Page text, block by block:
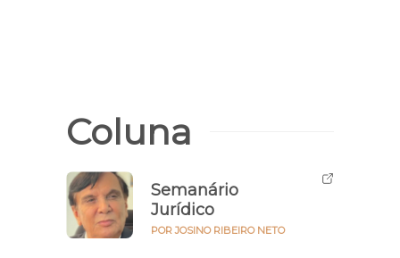
Coluna
Semanário
Jurídico
POR JOSINO RIBEIRO NETO